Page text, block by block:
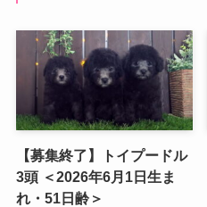
【募集終了】トイプードル
3頭 ＜2026年6月1日生ま
れ・51日齢＞